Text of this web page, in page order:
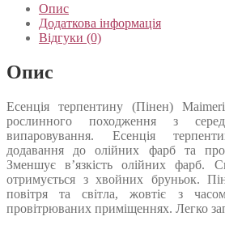
Опис
Додаткова інформація
Відгуки (0)
Опис
Есенція терпентину (Пінен)
рослинного походження з
випаровування. Есенція
додавання до олійних фарб та
Зменшує в’язкість олійних фарб.
отримується з хвойних бруньок.
повітря та світла, жовтіє з
провітрюваних приміщеннях. Легко